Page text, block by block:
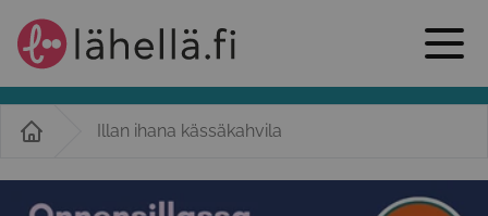
Illan ihana kässäkahvila